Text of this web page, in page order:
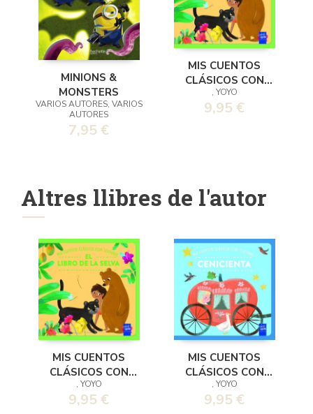
MINIONS &
MONSTERS
VARIOS AUTORES, VARIOS
AUTORES
7,95 €
MIS CUENTOS
CLÁSICOS CON
TEXTURAS. EL
LIBRO DE LA SELVA
, YOYO
9,95 €
Altres llibres de l'autor
MIS CUENTOS
CLÁSICOS CON
TEXTURAS. EL
LIBRO DE LA SELVA
, YOYO
9,95 €
MIS CUENTOS
CLÁSICOS CON
TEXTURAS.
CENICIENTA
, YOYO
9,95 €